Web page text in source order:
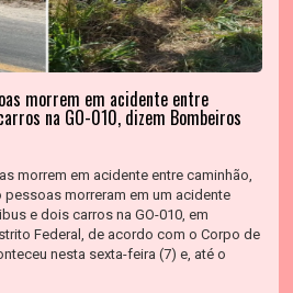
morrem em acidente entre
na GO-010, dizem Bombeiros
morrem em acidente entre caminhão,
morreram em um acidente
e dois carros na GO-010, em
Federal, de acordo com o Corpo de
nesta sexta-feira (7) e, até o